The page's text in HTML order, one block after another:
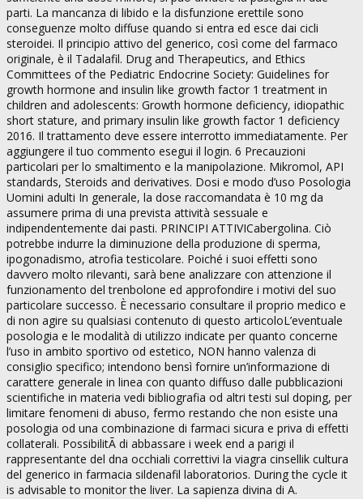
parti. La mancanza di libido e la disfunzione erettile sono
conseguenze molto diffuse quando si entra ed esce dai cicli
steroidei. Il principio attivo del generico, così come del farmaco
originale, è il Tadalafil. Drug and Therapeutics, and Ethics
Committees of the Pediatric Endocrine Society: Guidelines for
growth hormone and insulin like growth factor 1 treatment in
children and adolescents: Growth hormone deficiency, idiopathic
short stature, and primary insulin like growth factor 1 deficiency
2016. Il trattamento deve essere interrotto immediatamente. Per
aggiungere il tuo commento esegui il login. 6 Precauzioni
particolari per lo smaltimento e la manipolazione. Mikromol, API
standards, Steroids and derivatives. Dosi e modo d’uso Posologia
Uomini adulti In generale, la dose raccomandata è 10 mg da
assumere prima di una prevista attività sessuale e
indipendentemente dai pasti. PRINCIPI ATTIVICabergolina. Ciò
potrebbe indurre la diminuzione della produzione di sperma,
ipogonadismo, atrofia testicolare. Poiché i suoi effetti sono
davvero molto rilevanti, sarà bene analizzare con attenzione il
funzionamento del trenbolone ed approfondire i motivi del suo
particolare successo. È necessario consultare il proprio medico e
di non agire su qualsiasi contenuto di questo articoloL’eventuale
posologia e le modalità di utilizzo indicate per quanto concerne
l’uso in ambito sportivo od estetico, NON hanno valenza di
consiglio specifico; intendono bensì fornire un’informazione di
carattere generale in linea con quanto diffuso dalle pubblicazioni
scientifiche in materia vedi bibliografia od altri testi sul doping, per
limitare fenomeni di abuso, fermo restando che non esiste una
posologia od una combinazione di farmaci sicura e priva di effetti
collaterali. PossibilitÃ di abbassare i week end a parigi il
rappresentante del dna occhiali correttivi la viagra cinsellik cultura
del generico in farmacia sildenafil laboratorios. During the cycle it
is advisable to monitor the liver. La sapienza divina di A.